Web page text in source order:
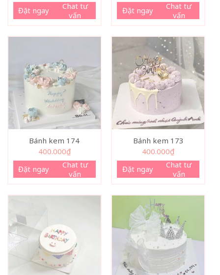
Đặt ngay
Chat tư
vấn
Đặt ngay
Chat tư
vấn
Bánh kem 174
400.000₫
Đặt ngay
Chat tư
vấn
Bánh kem 173
400.000₫
Đặt ngay
Chat tư
vấn